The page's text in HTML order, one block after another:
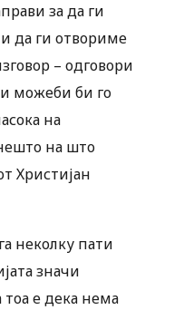
за да ги
да ги отвориме
– одговори
можеби би го
на
на што
Христијан
неколку пати
значи
е дека нема